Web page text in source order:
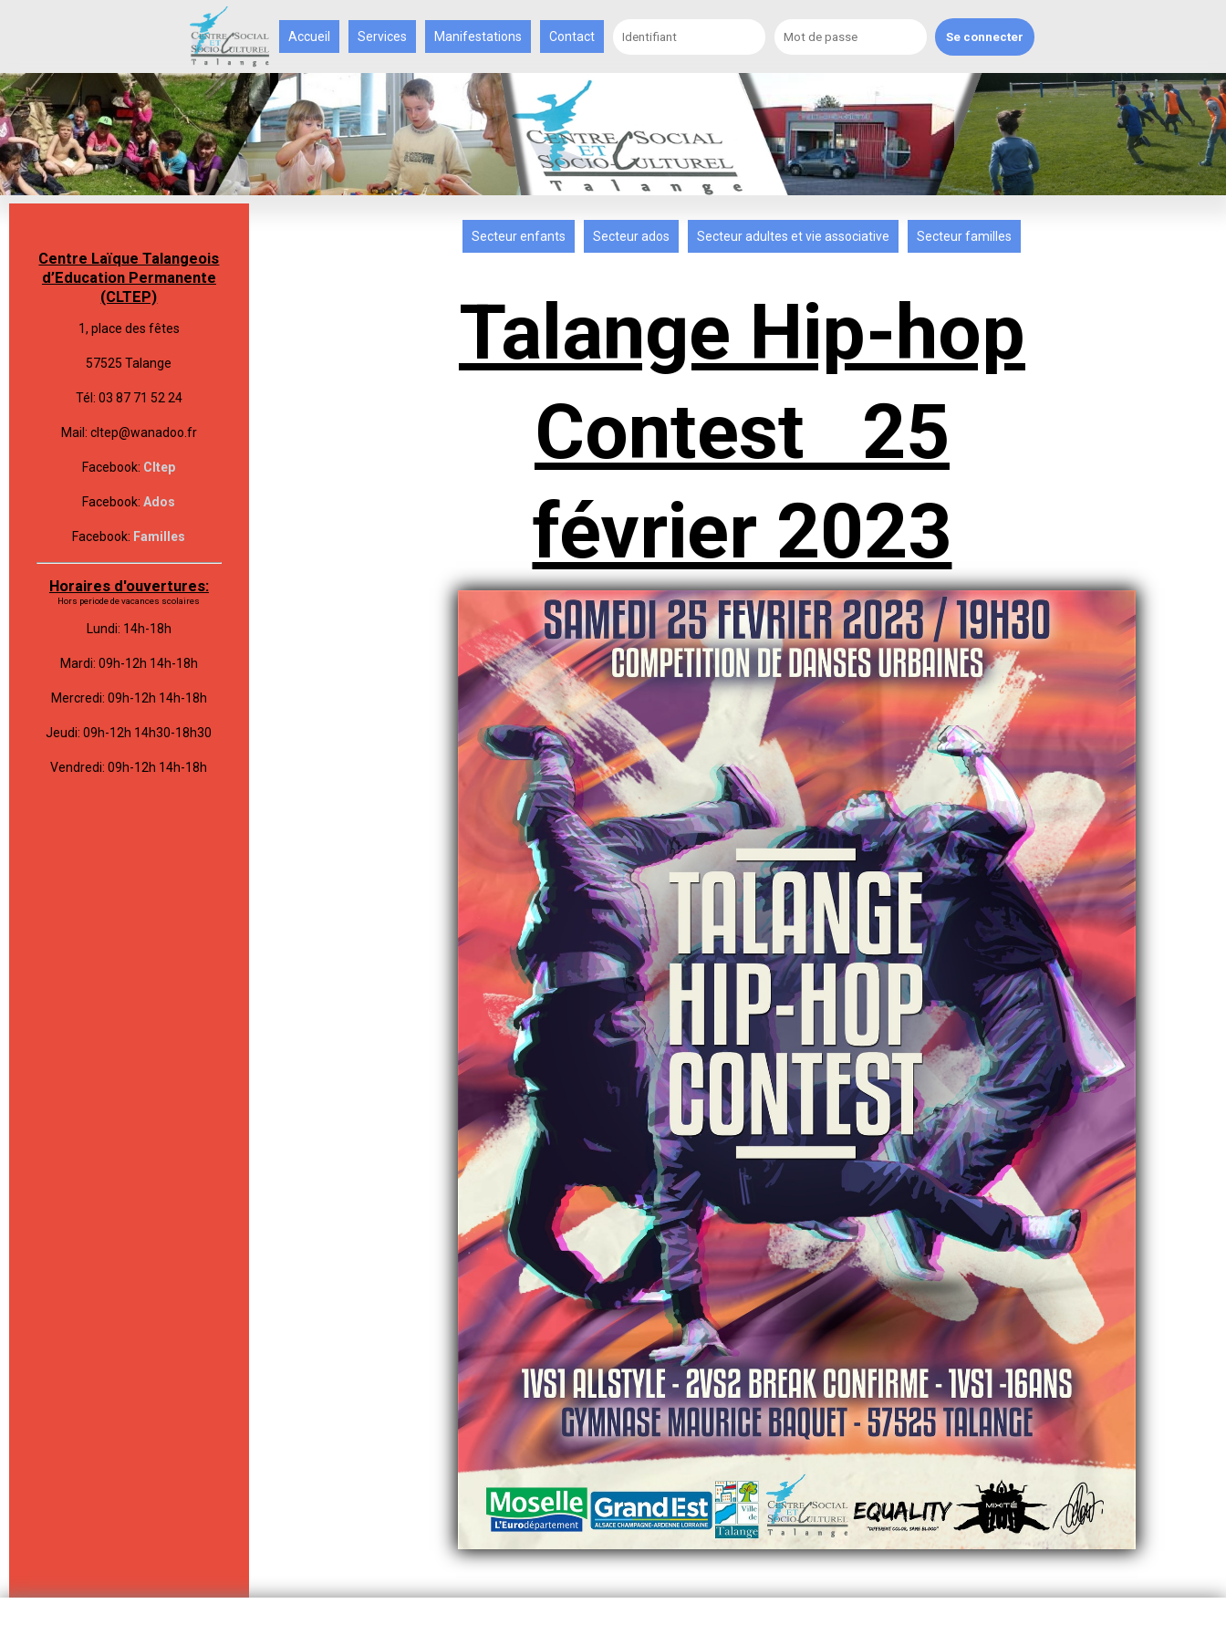
Accueil Services Manifestations Contact
Centre Laïque Talangeois
d’Education Permanente
(CLTEP)
1, place des fêtes
57525 Talange
Tél: 03 87 71 52 24
Mail: cltep@wanadoo.fr
Facebook: Cltep
Facebook:Ados
Facebook: Familles
Horaires d'ouvertures:
Hors periode de vacances scolaires
Lundi: 14h-18h
Mardi: 09h-12h 14h-18h
Mercredi: 09h-12h 14h-18h
Jeudi: 09h-12h 14h30-18h30
Vendredi: 09h-12h 14h-18h
Secteur enfants Secteur ados Secteur adultes et vie associative Secteur familles
Talange Hip-hop
Contest 25
février 2023